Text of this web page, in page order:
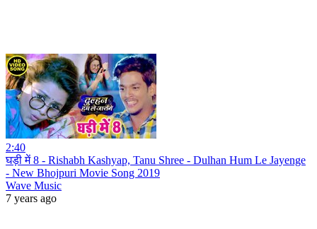
2:40
घड़ी में 8 - Rishabh Kashyap, Tanu Shree - Dulhan Hum Le Jayenge
- New Bhojpuri Movie Song 2019
Wave Music
7 years ago